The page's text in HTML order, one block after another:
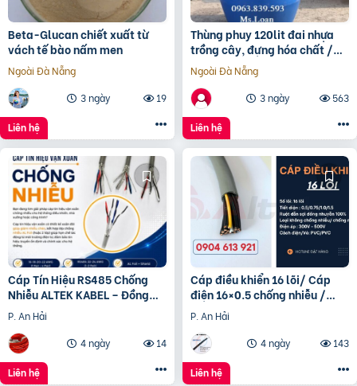
Beta-Glucan chiết xuất từ
vách tế bào nấm men
Ngoài Đà Nẵng
3 ngày
19
Liên hệ
Thùng phuy 120lit đai nhựa
trồng cây, đựng hóa chất /
0963 839 593 Ms.Loan
Ngoài Đà Nẵng
3 ngày
563
Liên hệ
Cáp Tín Hiệu RS485 Chống
Nhiễu ALTEK KABEL – Đồng
Nguyên Chất 100%, Truyền
Tín Hiệu Ổn Định
P. An Hải
4 ngày
14
Liên hệ
Cáp điều khiển 16 lõi/ Cáp
điện 16×0.5 chống nhiễu /
Control Cable SH -500
16×0.75 Altek Kabel
P. An Hải
4 ngày
143
Liên hệ